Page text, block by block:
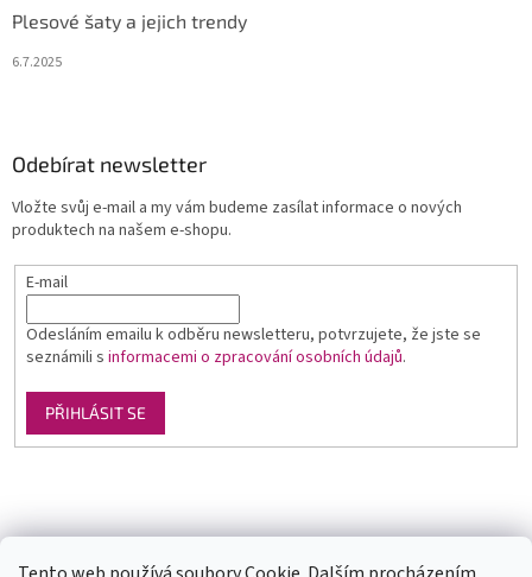
Plesové šaty a jejich trendy
6.7.2025
Odebírat newsletter
Vložte svůj e-mail a my vám budeme zasílat informace o nových
produktech na našem e-shopu.
E-mail
Odesláním emailu k odběru newsletteru, potvrzujete, že jste se
seznámili s informacemi o zpracování osobních údajů.
PŘIHLÁSIT SE